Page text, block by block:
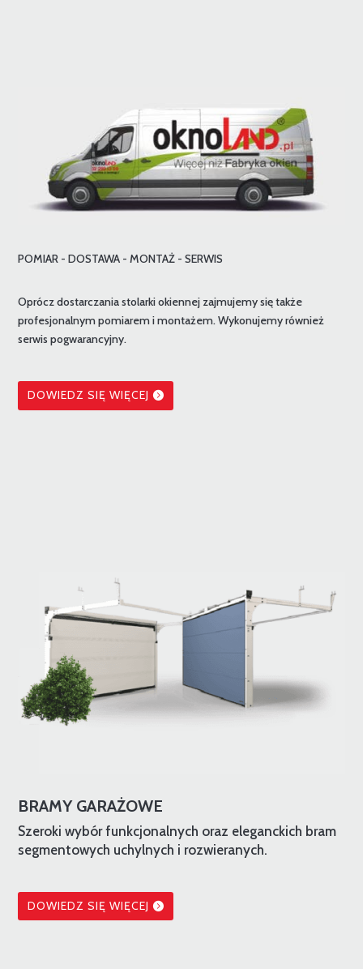
POMIAR - DOSTAWA - MONTAŻ - SERWIS
Oprócz dostarczania stolarki okiennej zajmujemy się także
profesjonalnym pomiarem i montażem. Wykonujemy również
serwis pogwarancyjny.
DOWIEDZ SIĘ WIĘCEJ
BRAMY GARAŻOWE
Szeroki wybór funkcjonalnych oraz eleganckich bram
segmentowych uchylnych i rozwieranych.
DOWIEDZ SIĘ WIĘCEJ